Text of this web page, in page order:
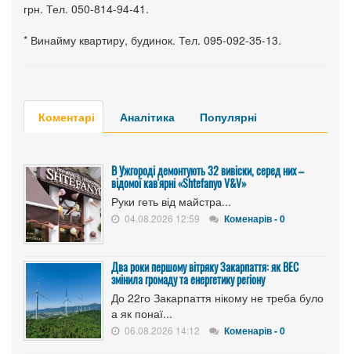
грн. Тел. 050-814-94-41.
* Винайму квартиру, будинок. Тел. 095-092-35-13.
Коментарі Аналітика Популярні
В Ужгороді демонтують 32 вивіски, серед них –
відомої кав'ярні «Shtefanyo V&V»
Руки геть від майстра...
04.08.2026 12:59 Коменарів - 0
Два роки першому вітряку Закарпаття: як ВЕС
змінила громаду та енергетику регіону
До 22го Закарпаття нікому не треба було
а як понаї...
06.08.2026 14:12 Коменарів - 0